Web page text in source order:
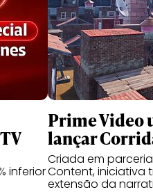
inferior
Prime Video
lançar
Criada em
Content, iniciativa
extensão da